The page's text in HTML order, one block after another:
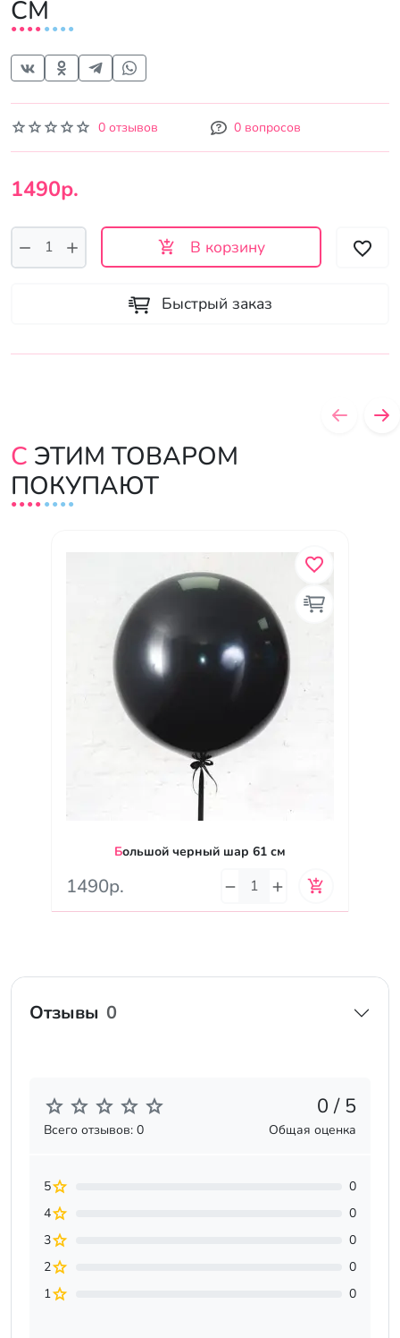
СМ
0 отзывов 0 вопросов
1490р.
В корзину
Быстрый заказ
С ЭТИМ ТОВАРОМ
ПОКУПАЮТ
Большой черный шар 61 см
1490р.
Отзывы 0
0 / 5
Всего отзывов: 0 Общая оценка
5
0
4
0
3
0
2
0
1
0